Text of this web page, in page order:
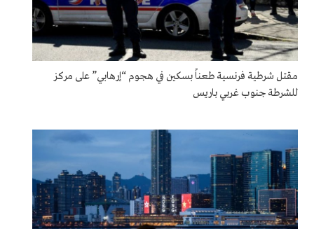
مقتل شرطية فرنسية طعناً بسكين في هجوم “إرهابي” على مركز
للشرطة جنوب غربي باريس